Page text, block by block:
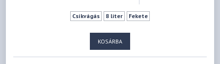
Csíkvágás 8 liter Fekete
KOSÁRBA